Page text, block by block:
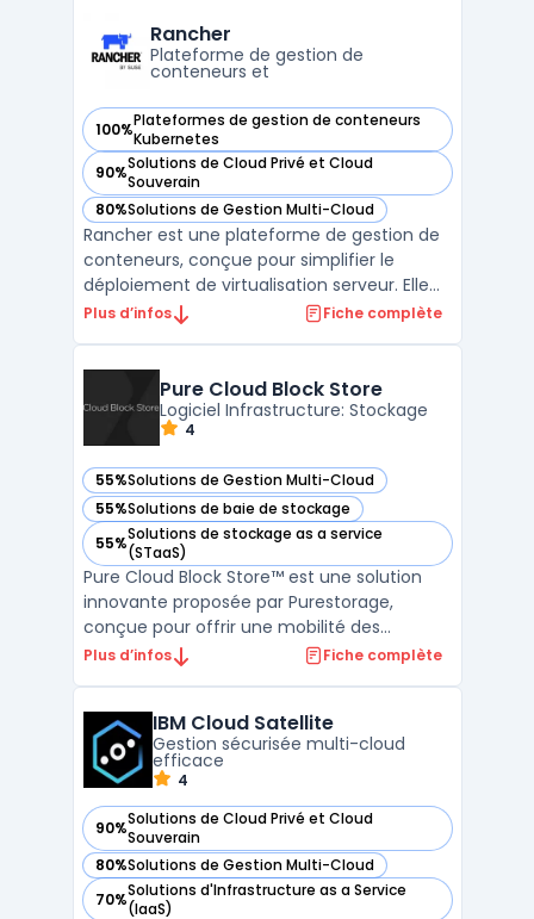
Rancher
Plateforme de gestion de
conteneurs et
100%Plateformes de gestion de conteneurs
Kubernetes
— voir Rancher dans cette catégorie
90%Solutions de Cloud Privé et Cloud
Souverain
— voir Rancher dans cette catégorie
80%Solutions de Gestion Multi-Cloud
— voir Rancher dans cette catégorie
Rancher est une plateforme de gestion de
conteneurs, conçue pour simplifier le
déploiement de virtualisation serveur. Elle
offre des capacités de gestion multi-cloud,
de Docker et de Kubernetes. Rancher est
égal ...
Plus d’infos Fiche complète
Pure Cloud Block Store
Logiciel Infrastructure: Stockage
4
55%Solutions de Gestion Multi-Cloud
— voir Pure Cloud Block Store dans cette catégorie
55%Solutions de baie de stockage
— voir Pure Cloud Block Store dans cette catégorie
55%Solutions de stockage as a service
(STaaS)
— voir Pure Cloud Block Store dans cette catégorie
Pure Cloud Block Store™ est une solution
innovante proposée par Purestorage,
conçue pour offrir une mobilité des
données optimale, une protection des
ou Google Cloud. Cette technologie
permet une efficacité accrue au niveau ...
Plus d’infos Fiche complète
IBM Cloud Satellite
Gestion sécurisée multi-cloud
efficace
4
90%Solutions de Cloud Privé et Cloud
Souverain
— voir IBM Cloud Satellite dans cette catégorie
80%Solutions de Gestion Multi-Cloud
— voir IBM Cloud Satellite dans cette catégorie
70%Solutions d'Infrastructure as a Service
(IaaS)
— voir IBM Cloud Satellite dans cette catégorie